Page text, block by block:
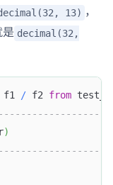
13) ，
decimal(32,
f1 / f2 from
)